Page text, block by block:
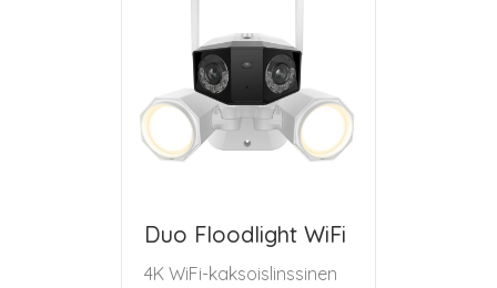
Duo Floodlight WiFi
4K WiFi-kaksoislinssinen